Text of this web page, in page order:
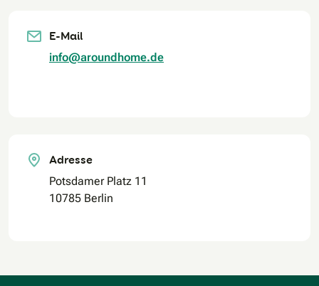
E-Mail
info@aroundhome.de
Adresse
Potsdamer Platz 11
10785 Berlin